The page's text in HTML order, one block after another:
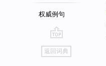
权威例句
go
top
返回词典